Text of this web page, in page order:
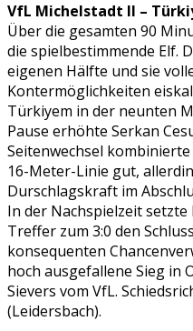
VfL Michelstadt II –
Über die gesamten 90
die spielbestimmende Elf.
eigenen Hälfte und sie
Kontermöglichkeiten
Türkiyem in der neunten
Pause erhöhte Serkan
Seitenwechsel
16-Meter-Linie gut,
Durschlagskraft im
In der Nachspielzeit setzte
Treffer zum 3:0 den
konsequenten
hoch ausgefallene Sieg in
Sievers vom VfL.
(Leidersbach).